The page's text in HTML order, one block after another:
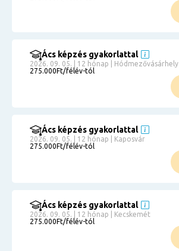
Ács képzés gyakorlattal
2026. 09. 05. | 12 hónap | Hódmezővásárhely
275.000Ft/félév-tól
Ács képzés gyakorlattal
2026. 09. 05. | 12 hónap | Kaposvár
275.000Ft/félév-tól
Ács képzés gyakorlattal
2026. 09. 05. | 12 hónap | Kecskemét
275.000Ft/félév-tól